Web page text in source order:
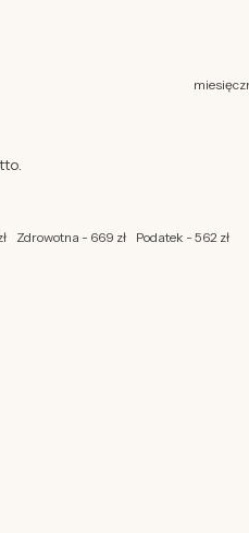
Zdrowotna - 669 zł Podatek - 562 zł